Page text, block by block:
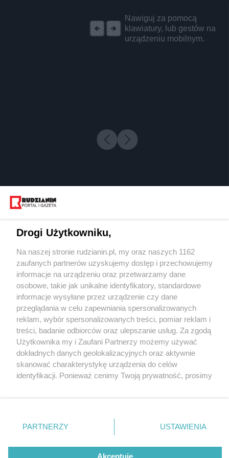
Nawiguj za pomocą
klawiatury, lub gestów na
urządzeniu mobilnym.
1 / 0
Wydawca mediów
Nie zapomnij
zapoznać się z:
polityką prywatności regulamin korzystania z portali
Twojemiasto
Piekary Śląskie
Chorzów
Tarnowskie Góry
Gliwice
Skontakuj sięz nami
Kontakt
Wydawca
Redakcja
Drogi Użytkowniku,
Na naszej stronie rudzianin.pl, my oraz naszych 1162
zaufanych partnerów uzyskujemy dostęp i przechowujemy
informacje na urządzeniu oraz przetwarzamy dane
osobowe, takie jak unikalne identyfikatory, standardowe
informacje wysyłane przez urządzenie czy dane
przeglądania w celu zapewniania spersonalizowanych
reklam, wybór spersonalizowanych treści, pomiar reklam i
treści, badanie odbiorców oraz ulepszanie usług. Za zgodą
Użytkownika my i Zaufani Partnerzy możemy używać
dokładnych danych geolokalizacyjnych oraz aktywnie
skanować charakterystykę urządzenia do celów
identyfikacji. Ponieważ cenimy Twoją prywatność, prosimy
prywatności znajdujący się w lewym dolnym rogu strony
. Niektóre rodzaje przetwarzania danych nie wymagają
zgody użytkownika, ale masz prawo sprzeciwić się
takiemu przetwarzaniu. Preferencje będą miały
PARTNERZY USTAWIENIA
Akceptuję